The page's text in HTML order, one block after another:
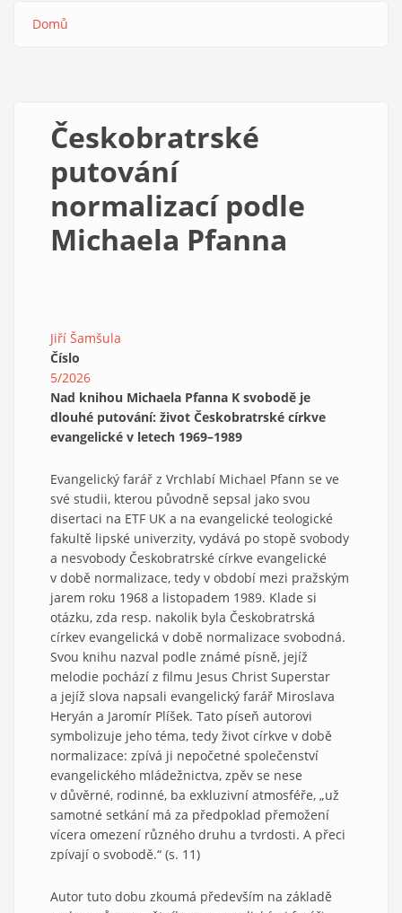
Domů
Českobratrské
putování
normalizací podle
Michaela Pfanna
Jiří Šamšula
Číslo
5/2026
Nad knihou Michaela Pfanna K svobodě je
dlouhé putování: život Českobratrské církve
evangelické v letech 1969–1989
Evangelický farář z Vrchlabí Michael Pfann se ve
své studii, kterou původně sepsal jako svou
disertaci na ETF UK a na evangelické teologické
fakultě lipské univerzity, vydává po stopě svobody
a nesvobody Českobratrské církve evangelické
v době normalizace, tedy v období mezi pražským
jarem roku 1968 a listopadem 1989. Klade si
otázku, zda resp. nakolik byla Českobratrská
církev evangelická v době normalizace svobodná.
Svou knihu nazval podle známé písně, jejíž
melodie pochází z filmu Jesus Christ Superstar
a jejíž slova napsali evangelický farář Miroslava
Heryán a Jaromír Plíšek. Tato píseň autorovi
symbolizuje jeho téma, tedy život církve v době
normalizace: zpívá ji nepočetné společenství
evangelického mládežnictva, zpěv se nese
v důvěrné, rodinné, ba exkluzivní atmosféře, „už
samotné setkání má za předpoklad přemožení
vícera omezení různého druhu a tvrdosti. A přeci
zpívají o svobodě.“ (s. 11)
Autor tuto dobu zkoumá především na základě